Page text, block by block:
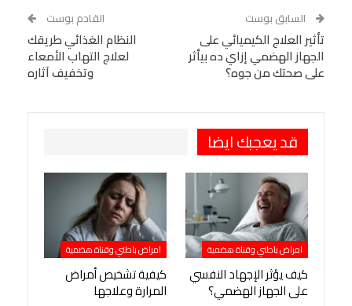
Tumblr
البريد الإلكتروني
StumbleUpon
VK
Digg
LINE
Viber
السابق بوست
تأثير العلاج الكيميائي على
الجهاز الهضمي إزاي ده بيأثر
على صحتك من جوه؟
القادم بوست
النظام الغذائي طريقك
لعلاج التهاب الأمعاء
وتخفيف آثاره
قد يعجبك ايضا
امراض باطني وقناة هضمية
كيف يؤثر الإجهاد النفسي
على الجهاز الهضمي؟
امراض باطني وقناة هضمية
كيفية تشخيص أمراض
المرارة وعلاجها